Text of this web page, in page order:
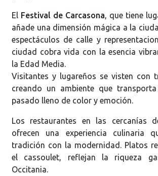
El Festival de Carcasona, que tiene
añade una dimensión mágica a la
espectáculos de calle y
ciudad cobra vida con la esencia
la Edad Media.
Visitantes y lugareños se visten con
creando un ambiente que
pasado lleno de color y emoción.
Los restaurantes en las cercanías
ofrecen una experiencia culinaria
tradición con la modernidad. Platos
el cassoulet, reflejan la riqueza
Occitania.